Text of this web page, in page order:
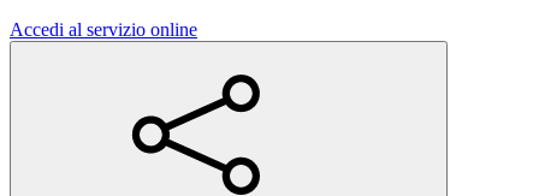
Accedi al servizio online